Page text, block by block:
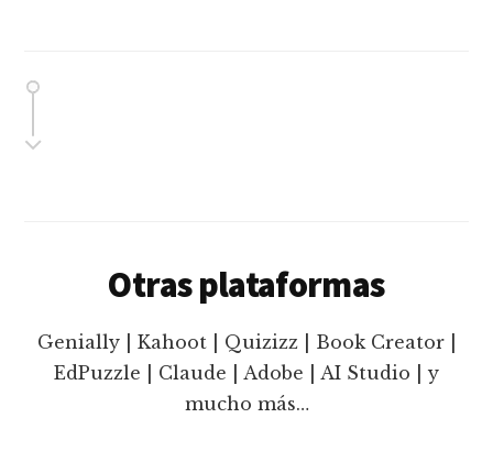
Otras plataformas
Genially | Kahoot | Quizizz | Book Creator |
EdPuzzle | Claude | Adobe | AI Studio | y
mucho más…